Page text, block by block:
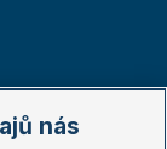
nás